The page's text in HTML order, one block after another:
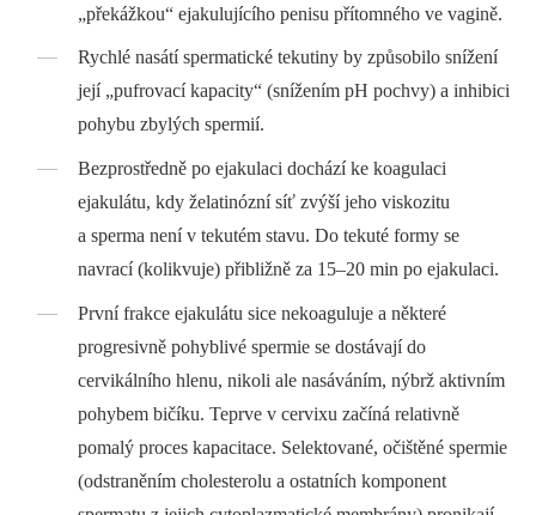
„překážkou“ ejakulujícího penisu přítomného ve vagině.
Rychlé nasátí spermatické tekutiny by způsobilo snížení
její „pufrovací kapacity“ (snížením pH pochvy) a inhibici
pohybu zbylých spermií.
Bezprostředně po ejakulaci dochází ke koagulaci
ejakulátu, kdy želatinózní síť zvýší jeho viskozitu
a sperma není v tekutém stavu. Do tekuté formy se
navrací (kolikvuje) přibližně za 15–20 min po ejakulaci.
První frakce ejakulátu sice nekoaguluje a některé
progresivně pohyblivé spermie se dostávají do
cervikálního hlenu, nikoli ale nasáváním, nýbrž aktivním
pohybem bičíku. Teprve v cervixu začíná relativně
pomalý proces kapacitace. Selektované, očištěné spermie
(odstraněním cholesterolu a ostatních komponent